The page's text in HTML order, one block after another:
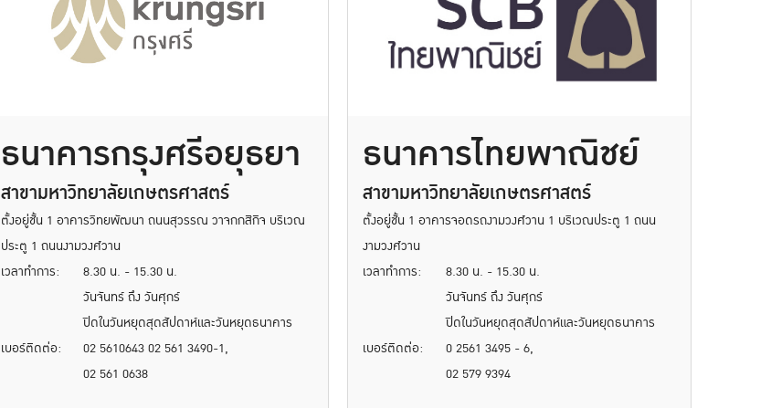
ธนาคารกรุงศรีอยุธยา
สาขามหาวิทยาลัยเกษตรศาสตร์
ตั้งอยู่ชั้น 1 อาคารวิทยพัฒนา ถนนสุวรรณ วาจกกสิกิจ บริเวณ
ประตู 1 ถนนงามวงศ์วาน
เวลาทำการ:
8.30 น. - 15.30 น.
วันจันทร์ ถึง วันศุกร์
ปิดในวันหยุดสุดสัปดาห์และวันหยุดธนาคาร
เบอร์ติดต่อ:
02 5610643 02 561 3490-1,
02 561 0638
ธนาคารไทยพาณิชย์
สาขามหาวิทยาลัยเกษตรศาสตร์
ตั้งอยู่ชั้น 1 อาคารจอดรถงามวงศ์วาน 1 บริเวณประตู 1 ถนน
งามวงศ์วาน
เวลาทำการ:
8.30 น. - 15.30 น.
วันจันทร์ ถึง วันศุกร์
ปิดในวันหยุดสุดสัปดาห์และวันหยุดธนาคาร
เบอร์ติดต่อ:
0 2561 3495 - 6,
02 579 9394